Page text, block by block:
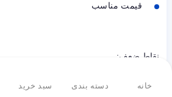
خانه دسته بندی سبد خرید
قیمت مناسب
نقاط ضعف:
عدم بهره‌مندی از طراحی ضد آب